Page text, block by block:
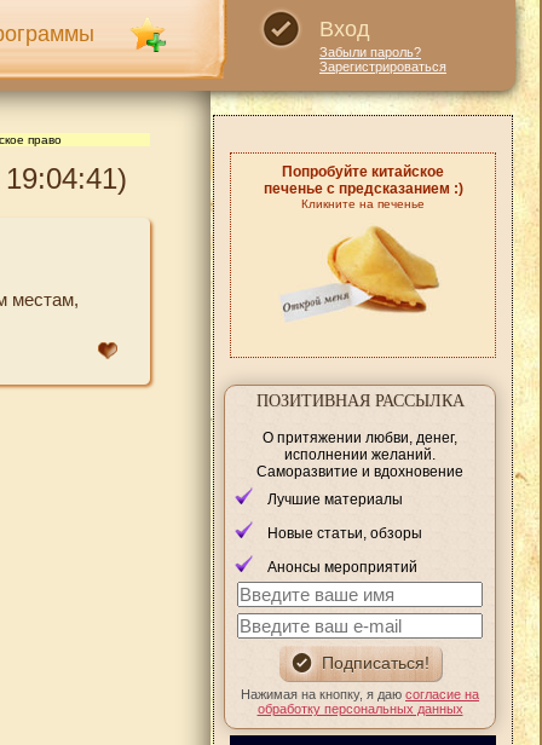
Вход
Забыли пароль?
Зарегистрироваться
право
местам,
Попробуйте китайское
печенье с предсказанием :)
Кликните на печенье
ПОЗИТИВНАЯ РАССЫЛКА
О притяжении любви, денег,
исполнении желаний.
Саморазвитие и вдохновение
Лучшие материалы
Новые статьи, обзоры
Анонсы мероприятий
Нажимая на кнопку, я даю согласие на
обработку персональных данных